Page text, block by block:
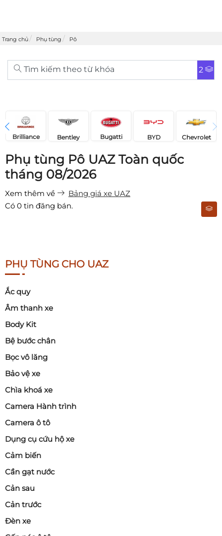
Trang chủ Phụ tùng Pô
Tìm kiếm theo từ khóa 2
Brilliance Bentley Bugatti BYD Chevrolet
Phụ tùng Pô UAZ Toàn quốc
tháng 08/2026
Xem thêm về
Bảng giá xe UAZ
Có 0 tin đăng bán.
PHỤ TÙNG CHO UAZ
Ắc quy
Âm thanh xe
Body Kit
Bệ bước chân
Bọc vô lăng
Bảo vệ xe
Chìa khoá xe
Camera Hành trình
Camera ô tô
Dụng cụ cứu hộ xe
Cảm biến
Cần gạt nước
Cản sau
Cản trước
Đèn xe